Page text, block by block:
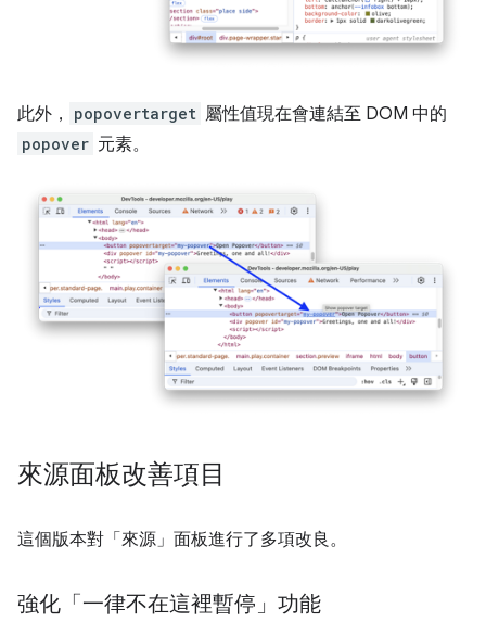
此外， popovertarget 屬性值現在會連結至 DOM 中的
popover 元素。
來源面板改善項目
這個版本對「來源」 面板進行了多項改良。
強化「一律不在這裡暫停」功能